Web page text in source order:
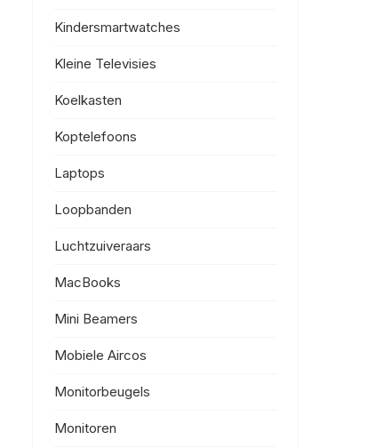
Kindersmartwatches
Kleine Televisies
Koelkasten
Koptelefoons
Laptops
Loopbanden
Luchtzuiveraars
MacBooks
Mini Beamers
Mobiele Aircos
Monitorbeugels
Monitoren